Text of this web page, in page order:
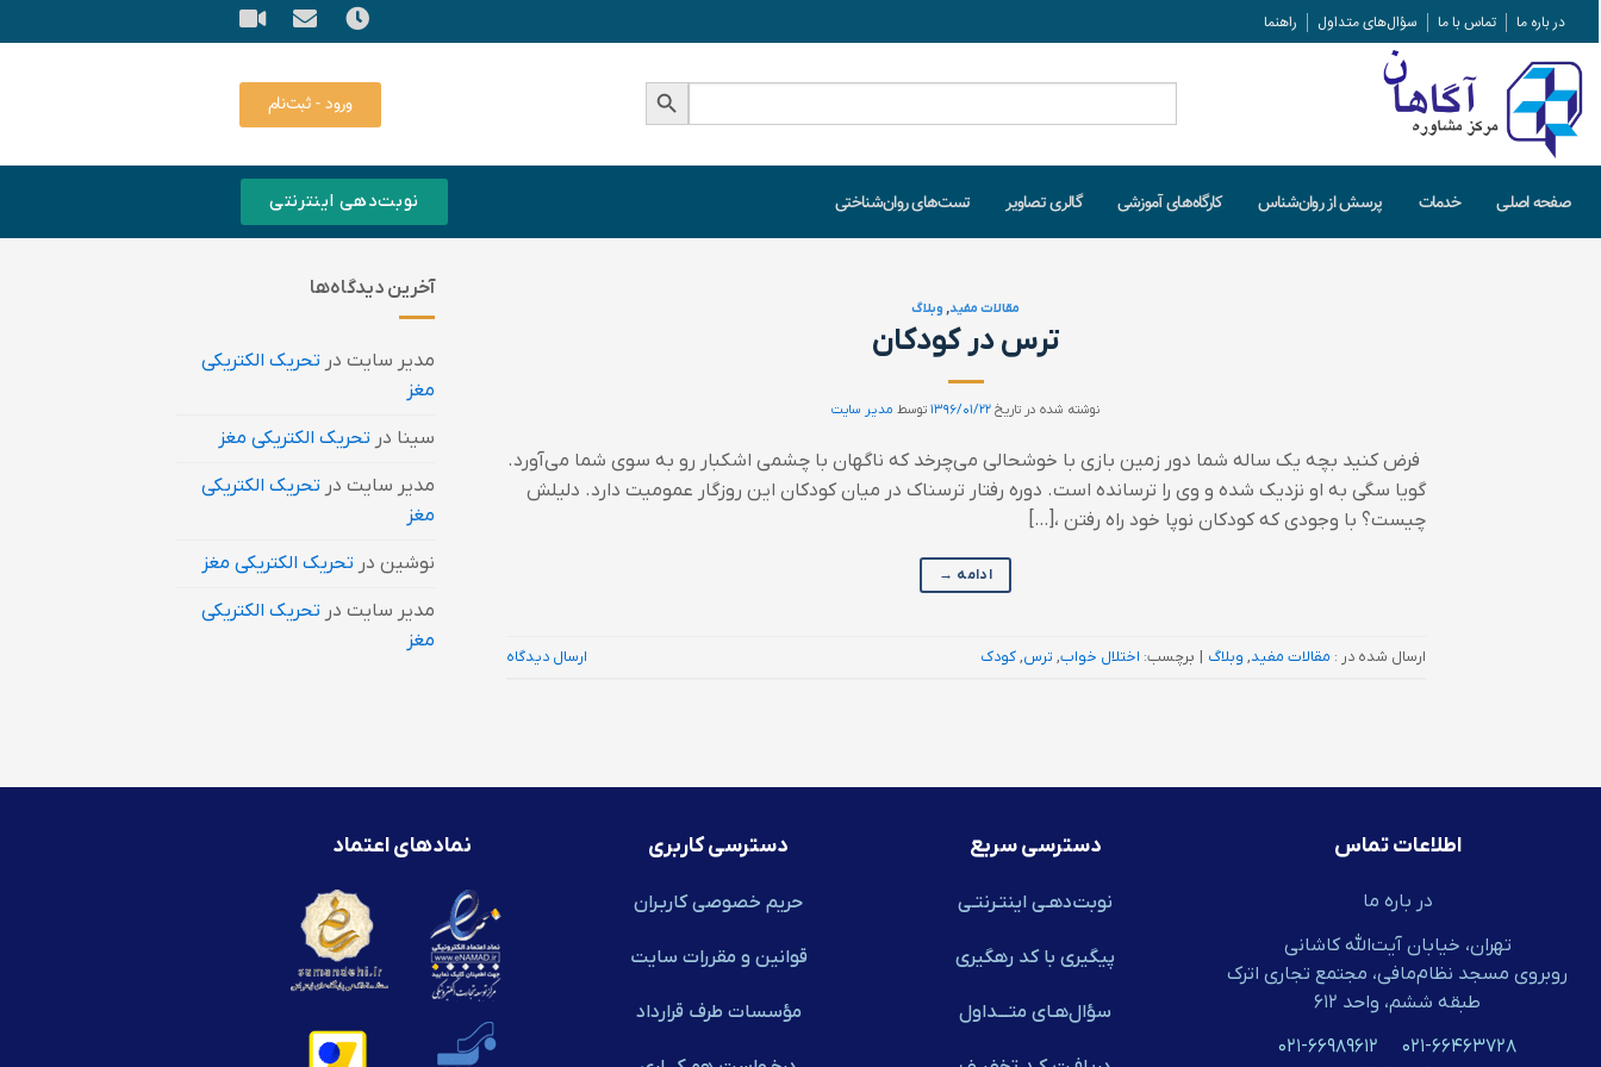
در باره ما تماس با ما سؤال‌های متداول راهنما
جستجو دکمه جستجو
ورود - ثبت‌نام
صفحه اصلـی خدمات پرسش از روان‌شناس کارگاه‌های آموزشی گالری تصاویر تست‌های روان‌شناختی نوبت‌دهی اینترنتی
مقالات مفید, وبلاگ
ترس در کودکان
نوشته شده در تاریخ ۱۳۹۶/۰۱/۲۲ توسط مدیر سایت
فرض کنید بچه یک ساله شما دور زمین بازی با خوشحالی می‌چرخد که ناگهان با چشمی اشکبار رو به سوی شما می‌آورد.
گویا سگی به او نزدیک شده و وی را ترسانده است. دوره رفتار ترسناک در میان کودکان این روزگار عمومیت دارد. دلیلش
چیست؟ با وجودی که کودکان نوپا خود راه رفتن ،[…]
ادامه →
ارسال شده در : مقالات مفید, وبلاگ | برچسب: اختلال خواب, ترس,کودک ارسال دیدگاه
آخرین دیدگاه‌ها
مدیر سایت در تحریک الکتریکی
مغز
سینا در تحریک الکتریکی مغز
مدیر سایت در تحریک الکتریکی
مغز
نوشین در تحریک الکتریکی مغز
مدیر سایت در تحریک الکتریکی
مغز
اطلاعات تماس
در باره ما
تهران، خیابان آیت‌الله کاشانی
روبروی مسجد نظام‌مافی، مجتمع تجاری اترک
طبقه ششم، واحد ۶۱۲
۰۲۱-۶۶۴۶۳۷۲۸
۰۲۱-۶۶۹۸۹۶۱۲
دسترسی سریع
نوبت‌دهـی اینتـرنتـی
پیگیری با کد رهگیری
سؤال‌هـای متـــداول
دسترسی کاربری
حریم خصوصی کاربـران
قوانین و مقررات سایت
مؤسسات طرف قرارداد
نمادهای اعتماد